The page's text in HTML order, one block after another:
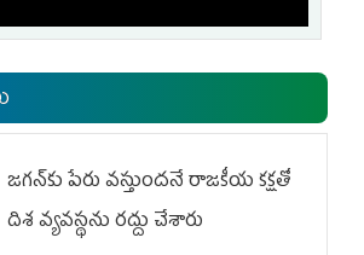
జగన్‌కు పేరు వస్తుందనే రాజకీయ కక్షతో
దిశ వ్య‌వ‌స్థ‌ను రద్దు చేశారు